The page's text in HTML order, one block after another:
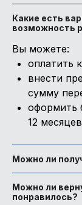
Какие есть
возможность
Вы можете:
оплатить
внести
сумму
оформить
12
Можно ли
Можно ли
понравилось?